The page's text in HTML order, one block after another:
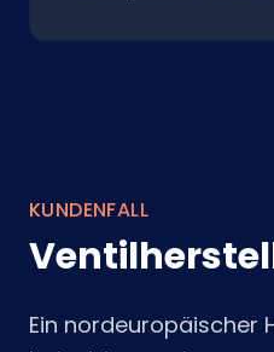
KUNDENFALL
Ein nordeuropäischer